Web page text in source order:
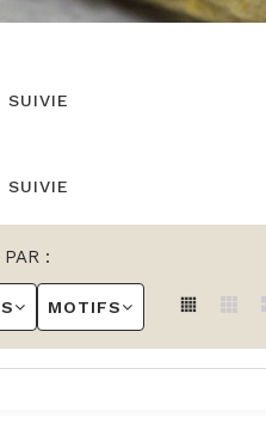
SUIVIE
SUIVIE
:
MOTIFS